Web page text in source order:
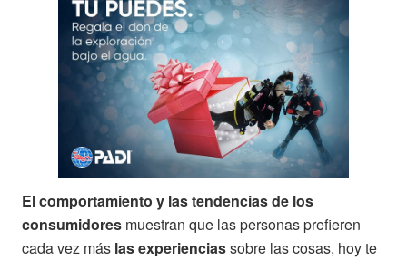
El comportamiento y las tendencias de los
consumidores muestran que las personas prefieren
cada vez más las experienciassobre las cosas, hoy te